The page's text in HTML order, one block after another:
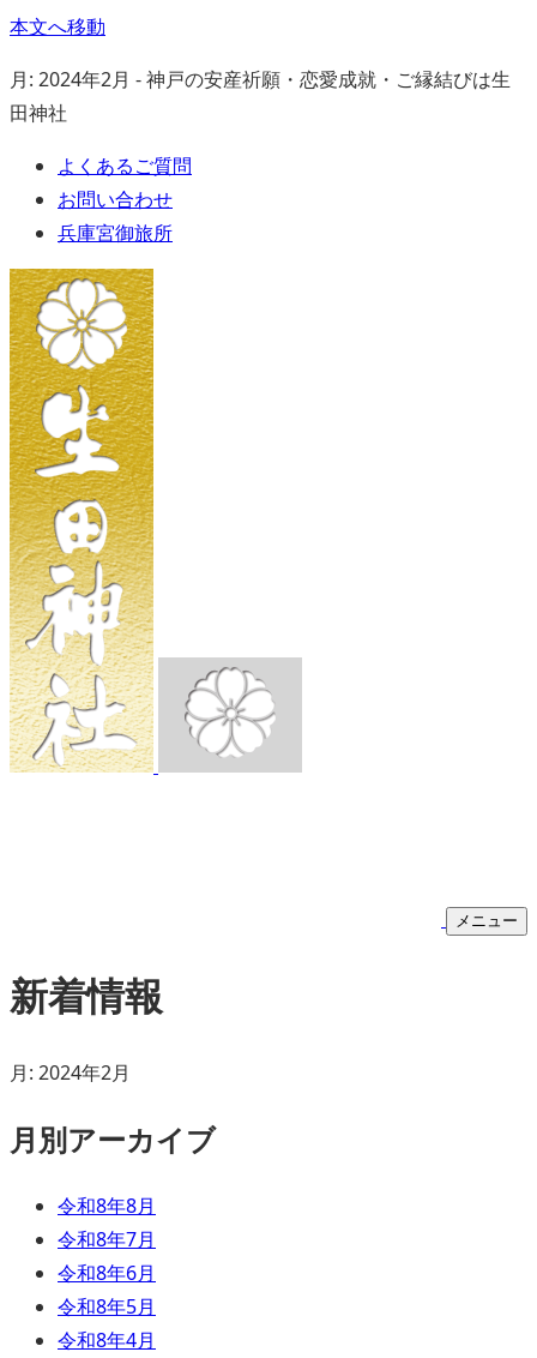
本文へ移動
月: 2024年2月 - 神戸の安産祈願・恋愛成就・ご縁結びは生
田神社
よくあるご質問
お問い合わせ
兵庫宮御旅所
メニュー
新着情報
月: 2024年2月
月別アーカイブ
令和8年8月
令和8年7月
令和8年6月
令和8年5月
令和8年4月